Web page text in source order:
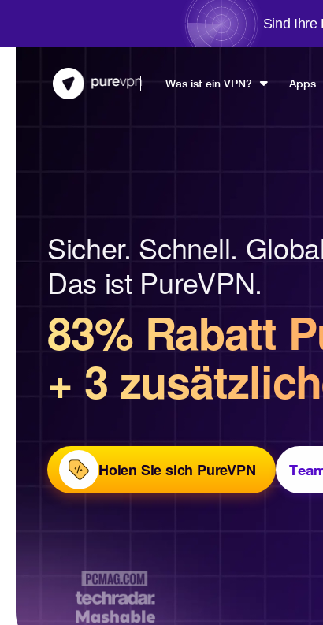
Sind Ihre
Was ist ein VPN? Apps
Sicher. Schnell.
Das ist PureVPN.
83% Rabatt
+ 3
Holen Sie sich PureVPN